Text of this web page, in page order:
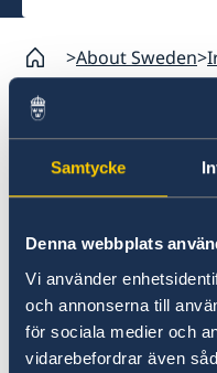
Samtycke
Denna webbplats
Vi använder
och annonserna till
för sociala medier och
vidarebefordrar även
About Sweden
Working in Sweden
Ireland
Going to Sweden?
Visiting Sweden
Moving to someone in
Working in Sweden
Studying in Sweden
Working in
Visit the website
comprehensive
about working in